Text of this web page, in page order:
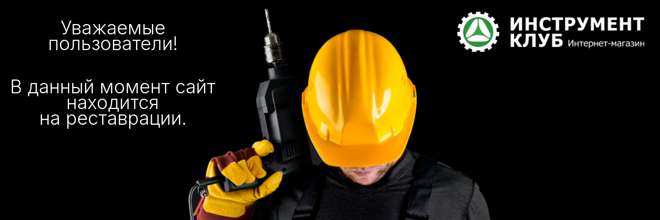
Уважаемые
пользователи!
В данный момент сайт
находится
на реставрации.